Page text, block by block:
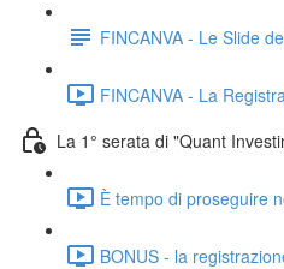
FINCANVA - Le Slide
FINCANVA - La
La 1° serata di "Quant
È tempo di proseguire
BONUS - la